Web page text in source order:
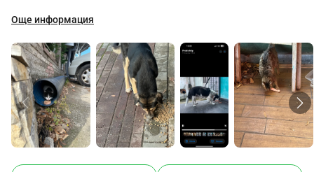
т.н. Не е възможно за мен да успея само с
за вашата помощ. Ако някой иска да се свърже с мен
за доказателство за работата ми, може да го направи
на имейла ми. Благодаря ви!
Още информация